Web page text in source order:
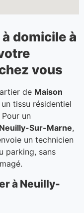
domicileà
vous
de Maison
tissu résidentiel
Pour un
Sur-Marne,
un technicien
parking, sans
à Neuilly-